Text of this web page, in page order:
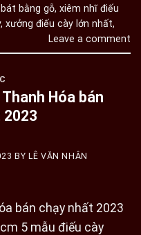
bằng gỗ, xiêm nhĩ điếu
, xưởng điếu cày lớn nhất,
Leave a comment
Hóa bán
2023
BYLÊ VĂN NHÂN
bán chạy nhất 2023
5 mẫu điếu cày